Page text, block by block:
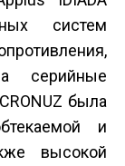
систем
серийные
была
и
высокой